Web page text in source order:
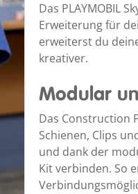
Das PLAYMOBIL
Erweiterung für
erweiterst du
kreativer.
Modular
Das Construction
Schienen, Clips
und dank der
Kit verbinden. So